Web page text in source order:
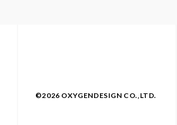
©2026 OXYGENDESIGN CO.,LTD.